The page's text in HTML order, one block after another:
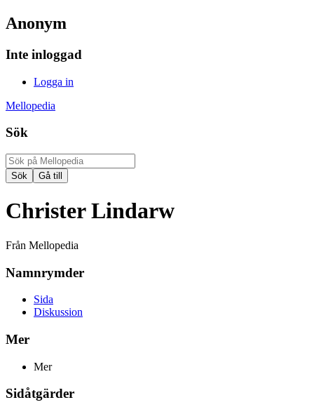
Anonym
Inte inloggad
Logga in
Mellopedia
Sök
Christer Lindarw
Från Mellopedia
Namnrymder
Sida
Diskussion
Mer
Mer
Sidåtgärder